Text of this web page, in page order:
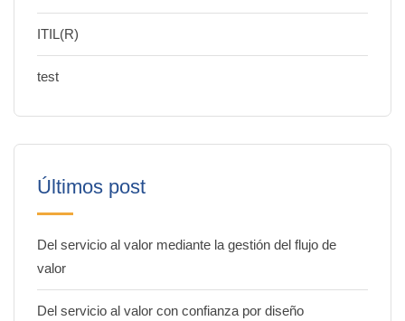
ITIL(R)
test
Últimos post
Del servicio al valor mediante la gestión del flujo de
valor
Del servicio al valor con confianza por diseño